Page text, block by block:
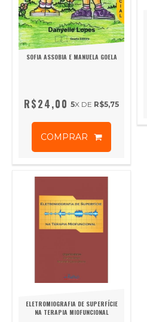
SOFIA ASSOBIA E MANUELA GOELA
R$24,00 5X DE R$5,75
COMPRAR
ELETROMIOGRAFIA DE SUPERFÍCIE
NA TERAPIA MIOFUNCIONAL